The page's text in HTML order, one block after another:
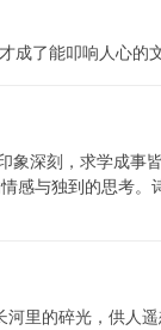
成了能叩响人心的文
象深刻 ， 求学成事
感与独到的思考。
里的碎光，供人